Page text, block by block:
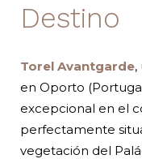
Destino
Torel Avantgarde,
en Oporto
excepcional en el
perfectamente
vegetación del